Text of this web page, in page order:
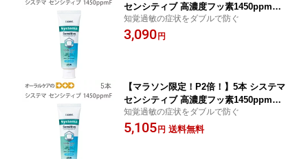
センシティブ 高濃度フッ素1450ppmF 8
5g【医薬部外品】【歯磨き粉 フッ素】
【メール便不可】
知覚過敏の症状をダブルで防ぐ
3,090 円
【マラソン限定！P2倍！】5本 システマ
センシティブ 高濃度フッ素1450ppmF 8
5g【医薬部外品】【歯磨き粉 フッ素】
【メール便不可】【送料無料】
知覚過敏の症状をダブルで防ぐ
5,105 円 送料無料